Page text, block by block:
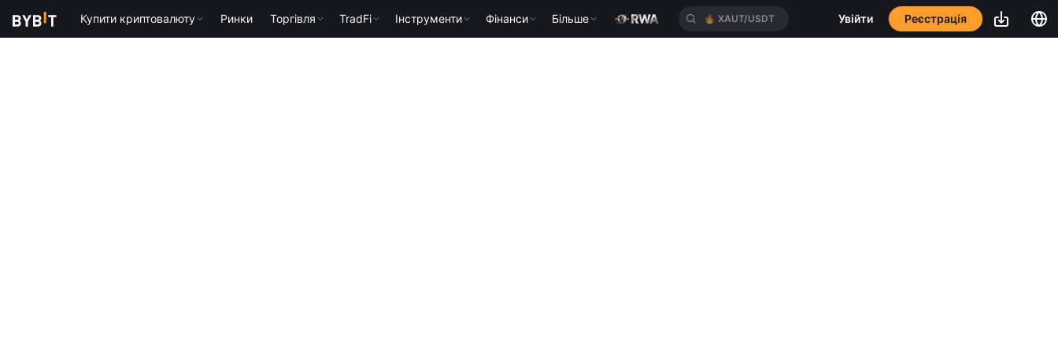
Купити криптовалюту Ринки Торгівля TradFi Інструменти Фінанси Більше 🔥 XAUT/USDT Увійти Реєстрація